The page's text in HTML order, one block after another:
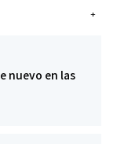
+
nuevo en las